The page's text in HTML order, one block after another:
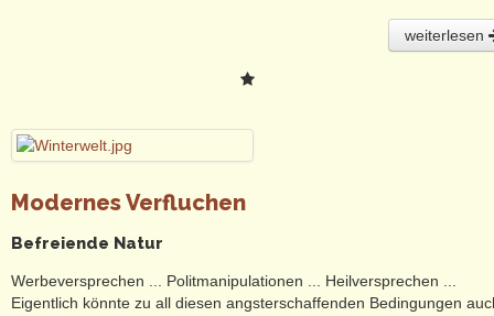
weiterlesen
Modernes Verfluchen
Befreiende Natur
Werbeversprechen ... Politmanipulationen ... Heilversprechen ...
Eigentlich könnte zu all diesen angsterschaffenden Bedingungen